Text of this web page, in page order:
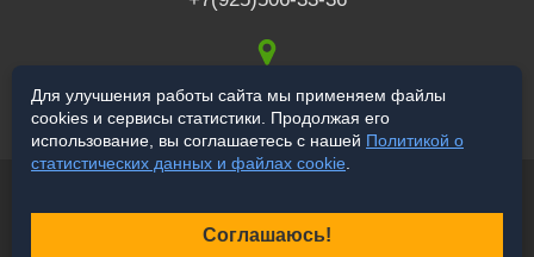
117519,г. Москва,
Варшавское ш., 132
Продвижение сайта
Для улучшения работы сайта мы применяем файлы
cookies и сервисы статистики. Продолжая его
использование, вы соглашаетесь с нашей Политикой о
статистических данных и файлах cookie
Соглашаюсь!